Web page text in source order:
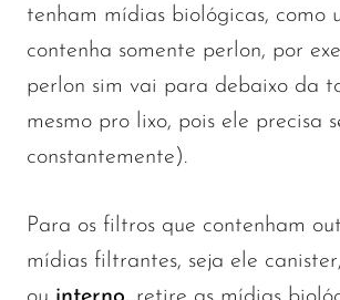
tenham mídias biológicas, como
contenha somente perlon, por
perlon sim vai para debaixo da
mesmo pro lixo, pois ele precisa
constantemente).
Para os filtros que contenham
mídias filtrantes, seja ele canister,